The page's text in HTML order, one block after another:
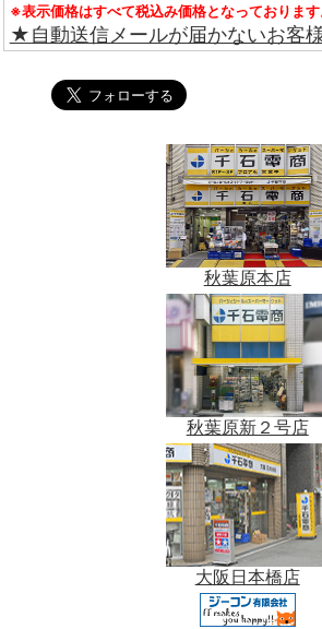
※表示価格はすべて税込み価格となっております
★自動送信メールが届かないお客
秋葉原本店
秋葉原新２号店
大阪日本橋店